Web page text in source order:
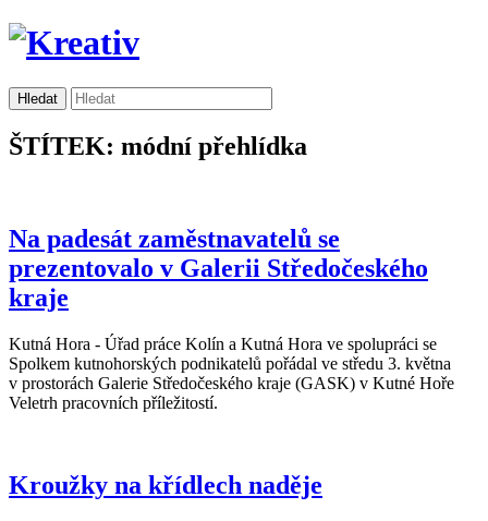
ŠTÍTEK: módní přehlídka
Na padesát zaměstnavatelů se
prezentovalo v Galerii Středočeského
kraje
Kutná Hora - Úřad práce Kolín a Kutná Hora ve spolupráci se
Spolkem kutnohorských podnikatelů pořádal ve středu 3. května
v prostorách Galerie Středočeského kraje (GASK) v Kutné Hoře
Veletrh pracovních příležitostí.
Kroužky na křídlech naděje